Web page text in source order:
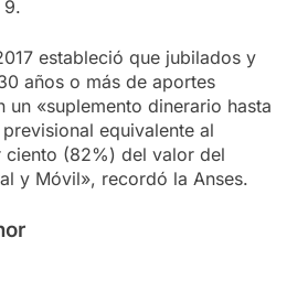
9.
estableció que jubilados y
años o más de aportes
un «suplemento dinerario hasta
equivalente al
(82%) del valor del
y Móvil», recordó la Anses.